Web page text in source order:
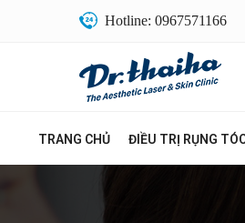
Hotline: 0967571166
TRANG CHỦ ĐIỀU TRỊ RỤNG